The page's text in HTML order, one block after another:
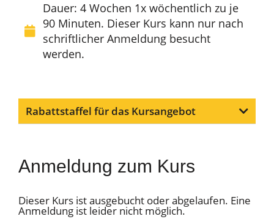
Dauer: 4 Wochen 1x wöchentlich zu je
90 Minuten. Dieser Kurs kann nur nach
schriftlicher Anmeldung besucht
werden.
Rabattstaffel für das Kursangebot
Anmeldung zum Kurs
Dieser Kurs ist ausgebucht oder abgelaufen. Eine
Anmeldung ist leider nicht möglich.